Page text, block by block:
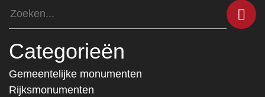
Categorieën
Gemeentelijke monumenten
Rijksmonumenten